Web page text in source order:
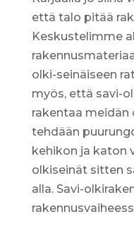
että talo pitää
Keskustelimme
olki-seinäiseen
myös, että savi-
rakentaa meidän
tehdään
kehikon ja katon
olkiseinät sitten
alla. Savi-